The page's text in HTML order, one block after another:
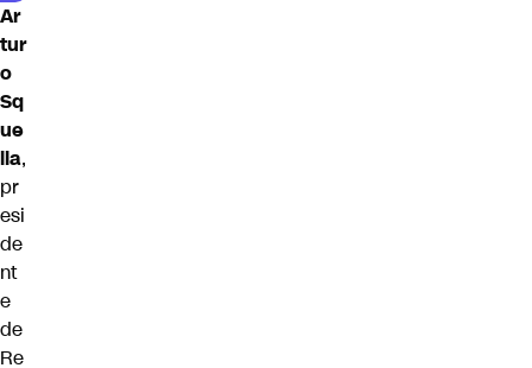
Ar
tur
o
Sq
ue
lla,
pr
esi
de
nt
e
de
Re